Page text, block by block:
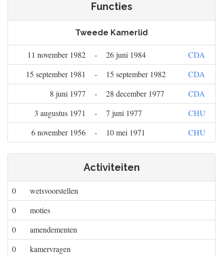
Functies
Tweede Kamerlid
11 november 1982 - 26 juni 1984
CDA
15 september 1981
- 15 september 1982
CDA
8 juni 1977
- 28 december 1977
CDA
3 augustus 1971
- 7 juni 1977
CHU
6 november 1956
- 10 mei 1971 CHU
Activiteiten
0
wetsvoorstellen
0
moties
0
amendementen
0
kamervragen